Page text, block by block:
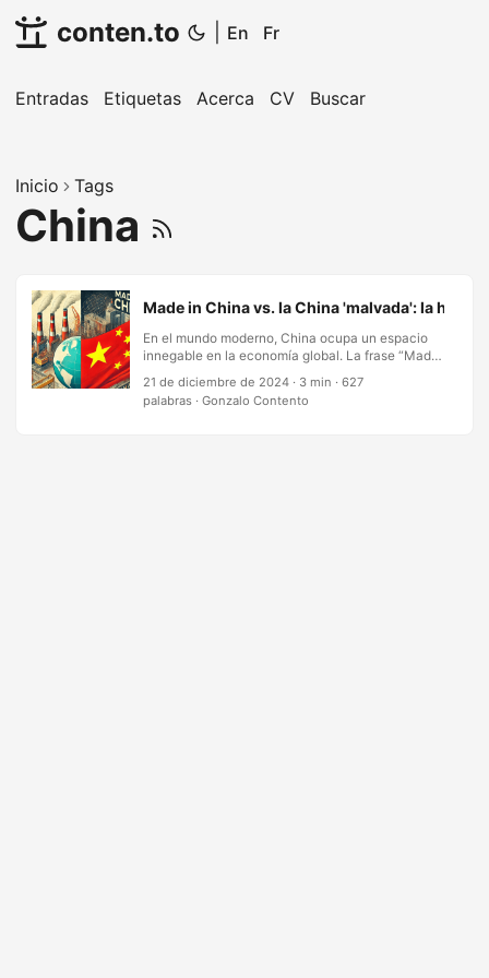
conten.to En Fr
Entradas Etiquetas Acerca CV Buscar
Inicio Tags
China
Made in China vs. la China 'malvada': la
En el mundo moderno, China ocupa un espacio
innegable en la economía global. La frase “Made
in China” está estampada en todo, desde
smartphones hasta zapatillas, como símbolo del
poderío manufacturero del país. Al mismo tiempo,
21 de diciembre de 2024 · 3 min · 627
palabras · Gonzalo Contento